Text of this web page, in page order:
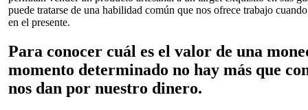
puede tratarse de una habilidad común que nos ofrece trabajo
en el presente.
Para conocer cuál es el valor de una
momento determinado no hay más que
nos dan por nuestro dinero.